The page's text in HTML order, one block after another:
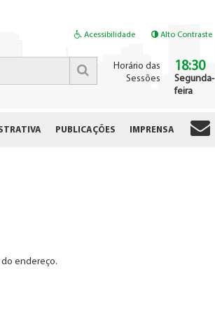
Acessibilidade Alto Contraste
Horário das
Sessões
18:30
Segunda-
feira
PUBLICAÇÕES IMPRENSA
endereço.